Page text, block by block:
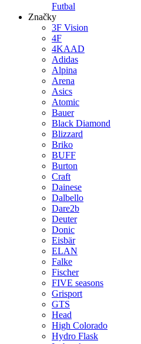
Futbal
Značky
3F Vision
4F
4KAAD
Adidas
Alpina
Arena
Asics
Atomic
Bauer
Black Diamond
Blizzard
Briko
BUFF
Burton
Craft
Dainese
Dalbello
Dare2b
Deuter
Donic
Eisbär
ELAN
Falke
Fischer
FIVE seasons
Grisport
GTS
Head
High Colorado
Hydro Flask